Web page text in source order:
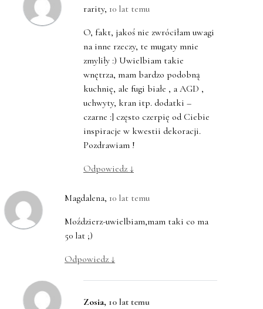
rarity, 10 lat temu
O, fakt, jakoś nie zwróciłam uwagi
na inne rzeczy, te mugaty mnie
zmyliły :) Uwielbiam takie
wnętrza, mam bardzo podobną
kuchnię, ale fugi białe , a AGD ,
uchwyty, kran itp. dodatki –
czarne :] często czerpię od Ciebie
inspiracje w kwestii dekoracji.
Pozdrawiam !
Odpowiedz ↓
Magdalena, 10 lat temu
Moździerz-uwielbiam,mam taki co ma
50 lat ;)
Odpowiedz ↓
Zosia, 10 lat temu